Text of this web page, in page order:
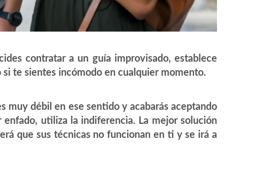
contratar a un guía improvisado, establece
te sientes incómodo en cualquier momento.
muy débil en ese sentido y acabarás aceptando
utiliza la indiferencia. La mejor solución
que sus técnicas no funcionan en ti y se irá a